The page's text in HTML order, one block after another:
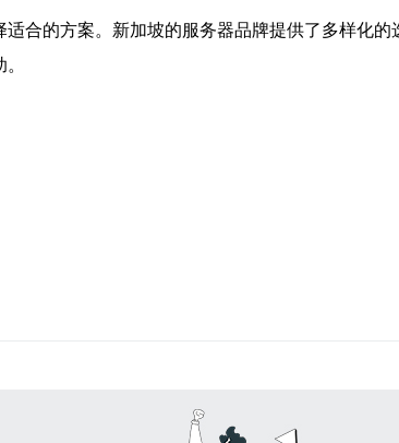
合的方案。新加坡的服务器品牌提供了多样化